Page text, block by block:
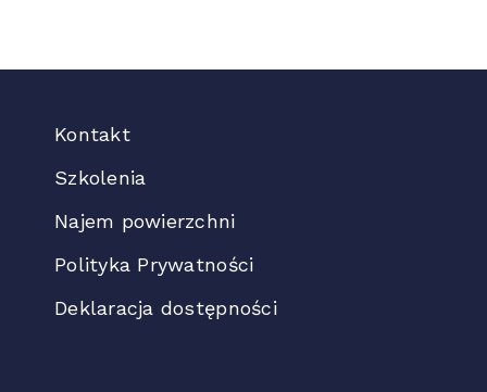
Kontakt
Szkolenia
Najem powierzchni
Polityka Prywatności
Deklaracja dostępności